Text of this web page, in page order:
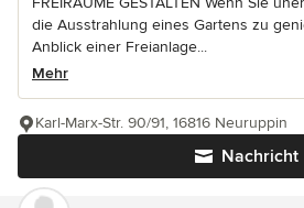
die Ausstrahlung eines Gartens zu
Anblick einer Freianlage...
Mehr
Nachricht
Karl-Marx-Str. 90/91, 16816 Neuruppin